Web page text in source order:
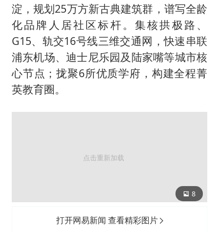
淀，规划25万方新古典建筑群，谱写全龄
化品牌人居社区标杆。集核拱极路、
G15、轨交16号线三维交通网，快速串联
浦东机场、迪士尼乐园及陆家嘴等城市核
心节点；拢聚6所优质学府，构建全程菁
英教育圈。
8
打开网易新闻 查看精彩图片